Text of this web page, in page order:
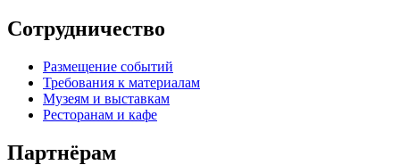
Сотрудничество
Размещение событий
Требования к материалам
Музеям и выставкам
Ресторанам и кафе
Партнёрам